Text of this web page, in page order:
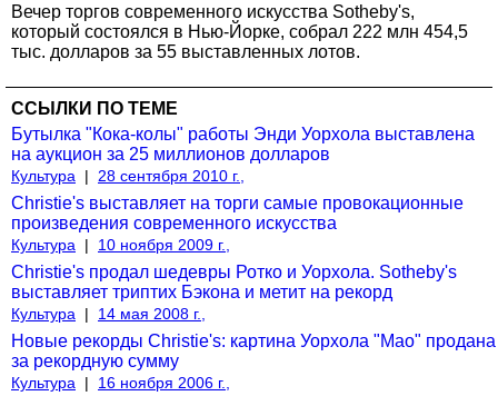
Вечер торгов современного искусства Sotheby's,
который состоялся в Нью-Йорке, собрал 222 млн 454,5
тыс. долларов за 55 выставленных лотов.
ССЫЛКИ ПО ТЕМЕ
Бутылка "Кока-колы" работы Энди Уорхола выставлена
на аукцион за 25 миллионов долларов
Культура | 28 сентября 2010 г.,
Christie's выставляет на торги самые провокационные
произведения современного искусства
Культура | 10 ноября 2009 г.,
Christie's продал шедевры Ротко и Уорхола. Sotheby's
выставляет триптих Бэкона и метит на рекорд
Культура | 14 мая 2008 г.,
Новые рекорды Christie's: картина Уорхола "Мао" продана
за рекордную сумму
Культура |
16 ноября 2006 г.,